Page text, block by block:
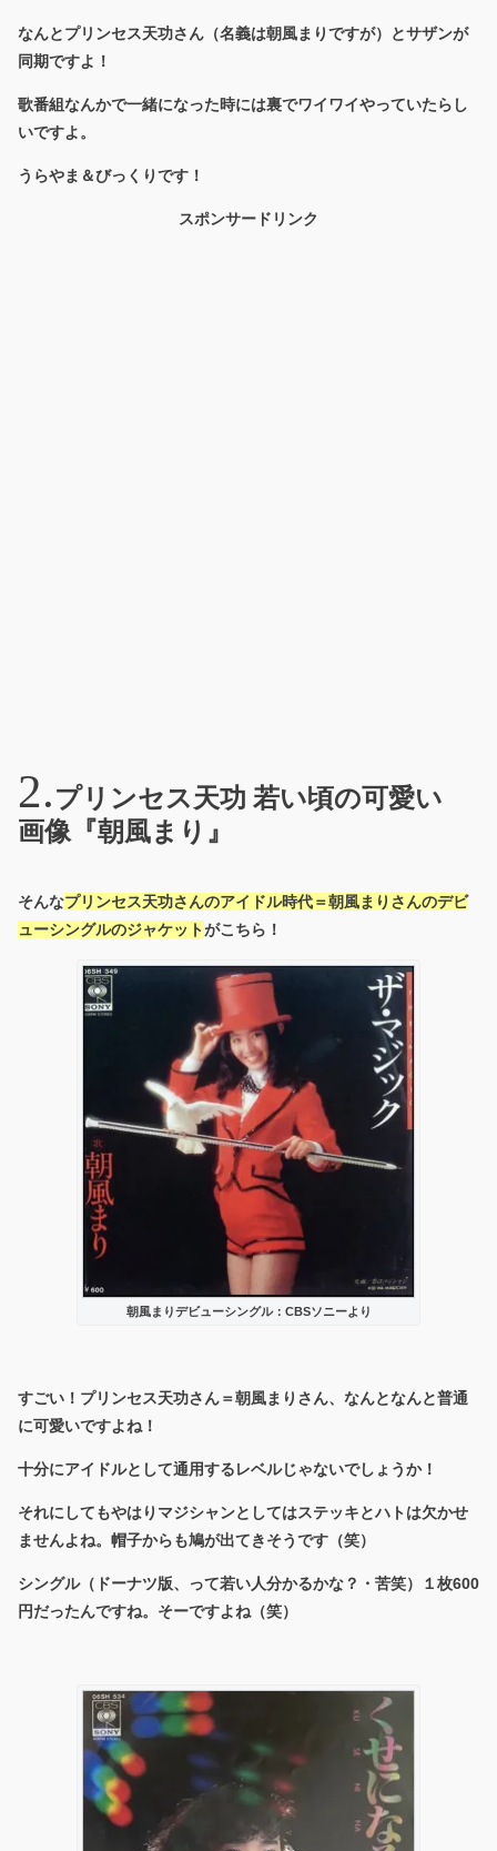
なんとプリンセス天功さん（名義は朝風まりですが）とサザンが
同期ですよ！
歌番組なんかで一緒になった時には裏でワイワイやっていたらし
いですよ。
うらやま＆びっくりです！
スポンサードリンク
プリンセス天功 若い頃の可愛い
画像『朝風まり』
そんなプリンセス天功さんのアイドル時代＝朝風まりさんのデビ
ューシングルのジャケットがこちら！
朝風まりデビューシングル：CBSソニーより
すごい！プリンセス天功さん＝朝風まりさん、なんとなんと普通
に可愛いですよね！
十分にアイドルとして通用するレベルじゃないでしょうか！
それにしてもやはりマジシャンとしてはステッキとハトは欠かせ
ませんよね。帽子からも鳩が出てきそうです（笑）
シングル（ドーナツ版、って若い人分かるかな？・苦笑）１枚600
円だったんですね。そーですよね（笑）